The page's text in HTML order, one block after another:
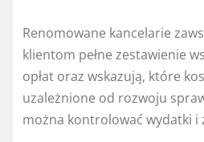
Renomowane kancelarie
klientom pełne zestawienie
opłat oraz wskazują, które
uzależnione od rozwoju
można kontrolować wydatki i